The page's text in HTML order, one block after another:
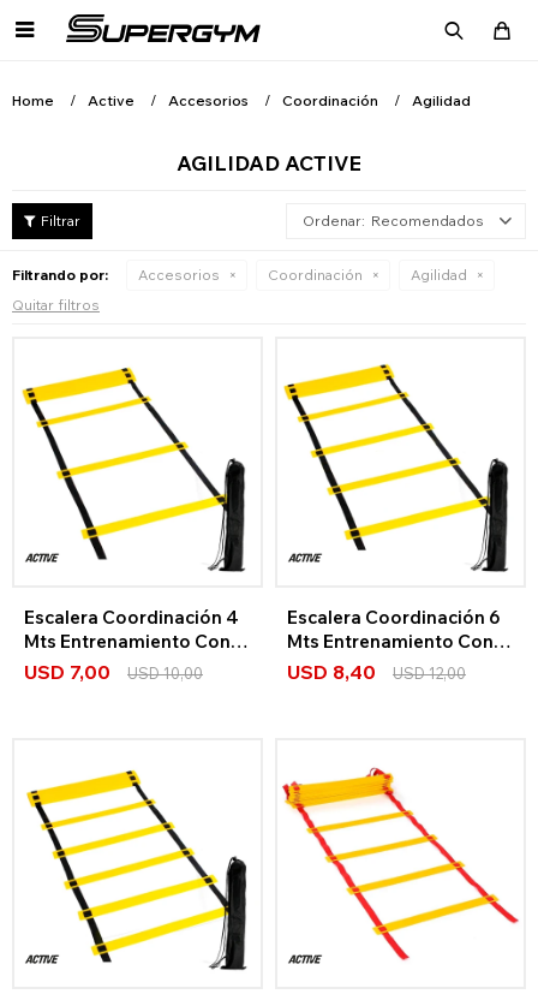

Home Active Accesorios Coordinación Agilidad
AGILIDAD ACTIVE
Recomendados
Filtrando por: Accesorios Coordinación
Agilidad
Quitar filtros
Escalera Coordinación 4
Mts Entrenamiento Con
Bolso
USD 7,00 USD10,00
Escalera Coordinación 6
Mts Entrenamiento Con
Bolso
USD 8,40 USD12,00